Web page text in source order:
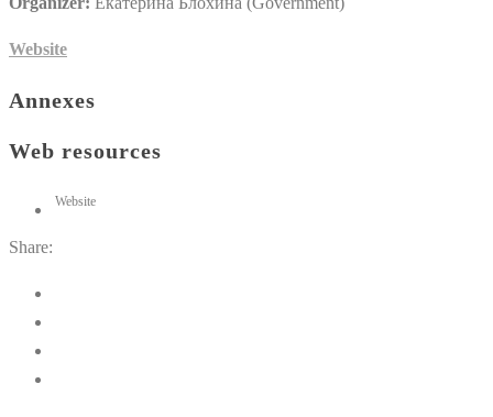
Website
Annexes
Web resources
Website
Share: